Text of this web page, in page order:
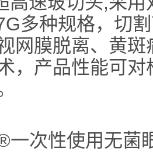
多种规格，切
网膜脱离、黄
，产品性能可
一次性使用无菌